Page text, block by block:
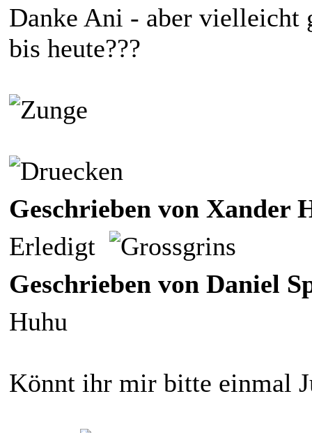
Danke Ani - aber vielleicht
bis heute???
Geschrieben von Xander
Erledigt
Geschrieben von Daniel
Huhu
Könnt ihr mir bitte einmal